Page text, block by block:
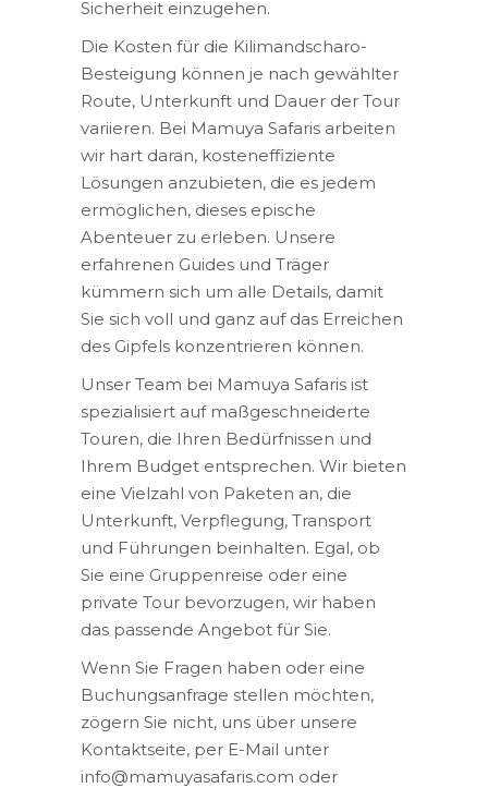
Sicherheit einzugehen.
Die Kosten für die Kilimandscharo-
Besteigung können je nach gewählter
Route, Unterkunft und Dauer der Tour
variieren. Bei Mamuya Safaris arbeiten
wir hart daran, kosteneffiziente
Lösungen anzubieten, die es jedem
ermöglichen, dieses epische
Abenteuer zu erleben. Unsere
erfahrenen Guides und Träger
kümmern sich um alle Details, damit
Sie sich voll und ganz auf das Erreichen
des Gipfels konzentrieren können.
Unser Team bei Mamuya Safaris ist
spezialisiert auf maßgeschneiderte
Touren, die Ihren Bedürfnissen und
Ihrem Budget entsprechen. Wir bieten
eine Vielzahl von Paketen an, die
Unterkunft, Verpflegung, Transport
und Führungen beinhalten. Egal, ob
Sie eine Gruppenreise oder eine
private Tour bevorzugen, wir haben
das passende Angebot für Sie.
Wenn Sie Fragen haben oder eine
Buchungsanfrage stellen möchten,
zögern Sie nicht, uns über unsere
Kontaktseite, per E-Mail unter
info@mamuyasafaris.com oder